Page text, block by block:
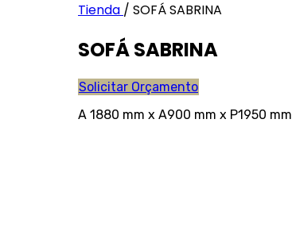
Tienda / SOFÁ SABRINA
SOFÁ SABRINA
Solicitar Orçamento
A 1880 mm x A900 mm x P1950 mm